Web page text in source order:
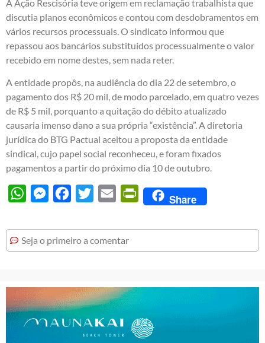
A Ação Rescisória teve origem em reclamação trabalhista que
discutia planos econômicos e contou com desdobramentos em
vários recursos processuais. O sindicato informou que
repassou aos bancários substituídos processualmente o valor
recebido em nome destes, sem nada reter.
A entidade propôs, na audiência do dia 22 de setembro, o
pagamento dos R$ 20 mil, de modo parcelado, em quatro vezes
de R$ 5 mil, porquanto a quitação do débito atualizado
causaria imenso dano a sua própria “existência”. A diretoria
jurídica do BTG Pactual aceitou a proposta da entidade
sindical, cujo papel social reconheceu, e foram fixados
pagamentos a partir do próximo dia 10 de outubro.
WhatsAppMessengerFacebook
Twitter Email PrintFriendly
Share
Seja o primeiro a comentar